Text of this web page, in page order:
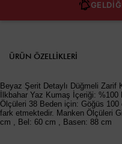
ÜRÜN ÖZELLIKLERI
Beyaz Şerit Detaylı Düğmeli
İlkbahar Yaz Kumaş İçeriği:
Ölçüleri 38 Beden için: Göğüs
fark etmektedir. Manken Ölçüleri
cm , Bel: 60 cm , Basen: 88 cm